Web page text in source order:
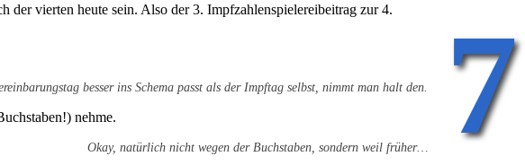
7
der vierten heute sein. Also der 3. Impfzahlenspielereibeitrag zur 4.
besser ins Schema passt als der Impftag selbst, nimmt man halt den.
nehme.
Okay, natürlich nicht wegen der Buchstaben, sondern weil früher…